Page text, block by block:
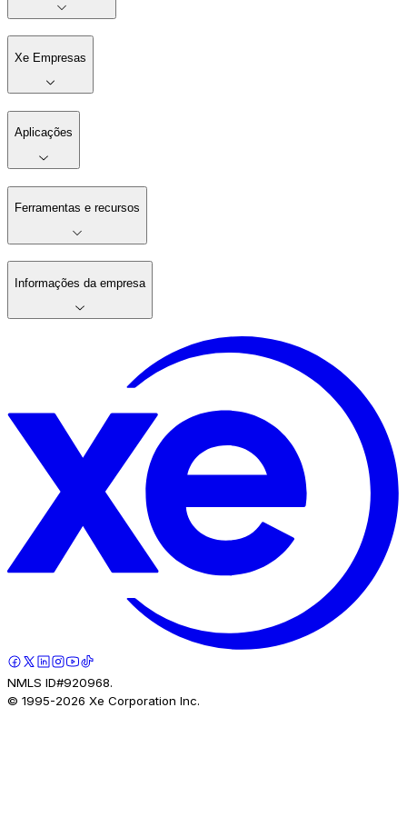
Xe Empresas
Aplicações
Ferramentas e recursos
Informações da empresa
NMLS ID#920968.
© 1995-2026 Xe Corporation Inc.